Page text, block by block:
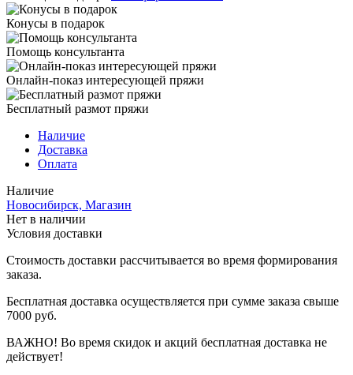
Конусы в подарок
Помощь консультанта
Онлайн-показ интересующей пряжи
Бесплатный размот пряжи
Наличие
Доставка
Оплата
Наличие
Новосибирск, Магазин
Нет в наличии
Условия доставки
Стоимость доставки рассчитывается во время формирования
заказа.
Бесплатная доставка осуществляется при сумме заказа свыше
7000 руб.
ВАЖНО! Во время скидок и акций бесплатная доставка не
действует!